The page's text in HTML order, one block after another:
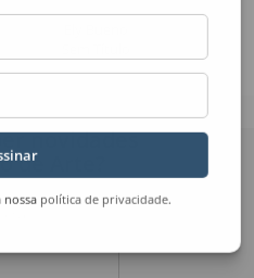
nossa política de privacidade.
novidades
de Arte?